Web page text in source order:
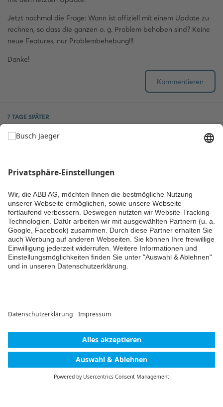
Jetzt nochmal die Frage: Wann ist offiziell mit einem Update zu
rechnen, so dass die ganzen o. g. Problem behoben sind? Keine
neue Features, nur Problembehebung!!!
Danke!
Kommentieren
7 TAGE SPÄTER
JuliaVoellmecke Wo genau finde ich das Firmware Update?
Kommentieren
Kommentar hinzufügen